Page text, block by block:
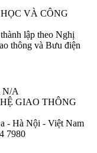
VÀ CÔNG
lập theo Nghị
thông và Bưu điện
N/A
GIAO THÔNG
- Hà Nội - Việt Nam
7980